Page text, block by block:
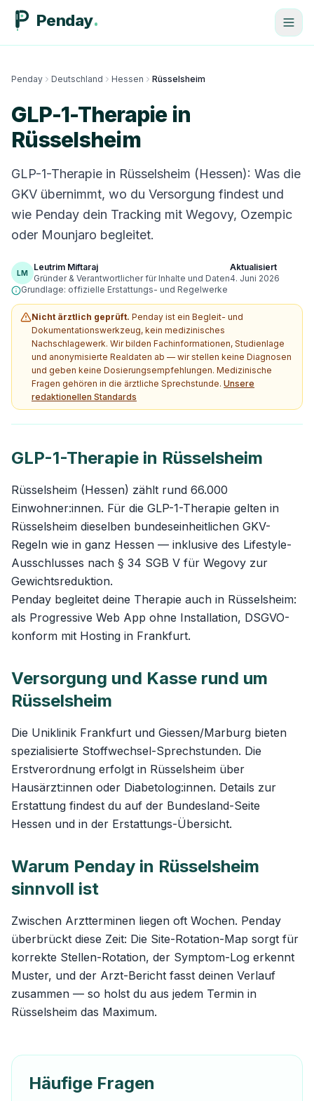
Penday
Penday Deutschland Hessen Rüsselsheim
GLP-1-Therapie in
Rüsselsheim
GLP-1-Therapie in Rüsselsheim (Hessen): Was die
GKV übernimmt, wo du Versorgung findest und
wie Penday dein Tracking mit Wegovy, Ozempic
oder Mounjaro begleitet.
LM
Leutrim Miftaraj
Gründer & Verantwortlicher für Inhalte und Daten
Aktualisiert
4. Juni 2026
Grundlage: offizielle Erstattungs- und Regelwerke
Nicht ärztlich geprüft. Penday ist ein Begleit- und
Dokumentationswerkzeug, kein medizinisches
Nachschlagewerk. Wir bilden Fachinformationen, Studienlage
und anonymisierte Realdaten ab — wir stellen keine Diagnosen
und geben keine Dosierungsempfehlungen. Medizinische
Fragen gehören in die ärztliche Sprechstunde. Unsere
redaktionellen Standards
GLP-1-Therapie in Rüsselsheim
Rüsselsheim (Hessen) zählt rund 66.000
Einwohner:innen. Für die GLP-1-Therapie gelten in
Rüsselsheim dieselben bundeseinheitlichen GKV-
Regeln wie in ganz Hessen — inklusive des Lifestyle-
Ausschlusses nach § 34 SGB V für Wegovy zur
Gewichtsreduktion.
Penday begleitet deine Therapie auch in Rüsselsheim:
als Progressive Web App ohne Installation, DSGVO-
konform mit Hosting in Frankfurt.
Versorgung und Kasse rund um
Rüsselsheim
Die Uniklinik Frankfurt und Giessen/Marburg bieten
spezialisierte Stoffwechsel-Sprechstunden. Die
Erstverordnung erfolgt in Rüsselsheim über
Hausärzt:innen oder Diabetolog:innen. Details zur
Erstattung findest du auf der Bundesland-Seite
Hessen und in der Erstattungs-Übersicht.
Warum Penday in Rüsselsheim
sinnvoll ist
Zwischen Arztterminen liegen oft Wochen. Penday
überbrückt diese Zeit: Die Site-Rotation-Map sorgt für
korrekte Stellen-Rotation, der Symptom-Log erkennt
Muster, und der Arzt-Bericht fasst deinen Verlauf
zusammen — so holst du aus jedem Termin in
Rüsselsheim das Maximum.
Häufige Fragen